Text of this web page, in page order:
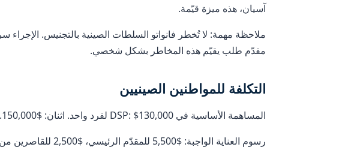
آسيان، هذه ميزة قيّمة.
ملاحظة مهمة: لا تُخطر فانواتو السلطات الصينية بالتجنيس.
مقدّم طلب يقيّم هذه المخاطر بشكل شخصي.
التكلفة للمواطنين الصينيين
المساهمة الأساسية في DSP: $130,000 لفرد واحد. اثنان: $150,000. عائلة من ثلاثة: $165,000. أربعة: $180,000.